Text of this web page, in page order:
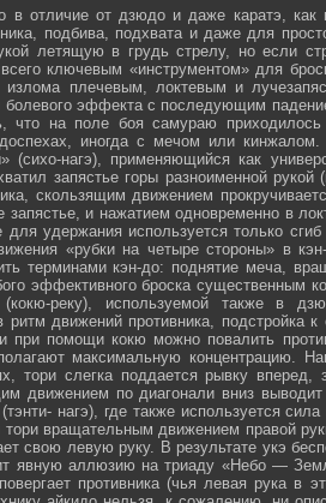
в отличие от дзюдо и даже каратэ,
подбива, подхвата и даже для
летящую в грудь стрелу, но если
ключевым «инструментом» для
плечевым, локтевым и
болевого эффекта с последующим
что на поле боя самураю
иногда с мечом или
(сихо-нагэ), применяющийся как
запястье горы разноименной
скользящим движением
запястье, и нажатием одновременно в
удержания используется только
«рубки на четыре стороны» в
терминами кэн-до: поднятие меча,
эффективного броска существенным
реку), используемой также в
ритм движений противника, подстройка
при помощи кокю можно повалить
максимальную концентрацию.
тори слегка поддается рывку
движением по диагонали вниз
нагэ), где также используется
вращательным движением правой
свою левую руку. В результате укэ
явную аллюзию на триаду «Небо —
противника (чья левая рука в